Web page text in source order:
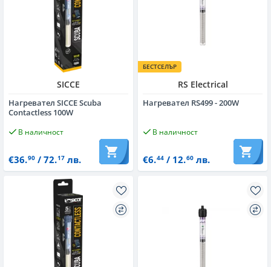
SICCE
Нагревател SICCE Scuba
Contactless 100W
В наличност
€36.90/ 72.17лв.
БЕСТСЕЛЪР
RS Electrical
Нагревател RS499 - 200W
В наличност
€6.44/ 12.60лв.